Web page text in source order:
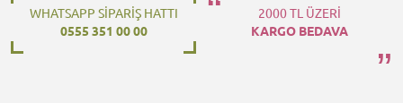
WHATSAPP SİPARİŞ HATTI
0555 351 00 00
2000 TL ÜZERİ
KARGO BEDAVA